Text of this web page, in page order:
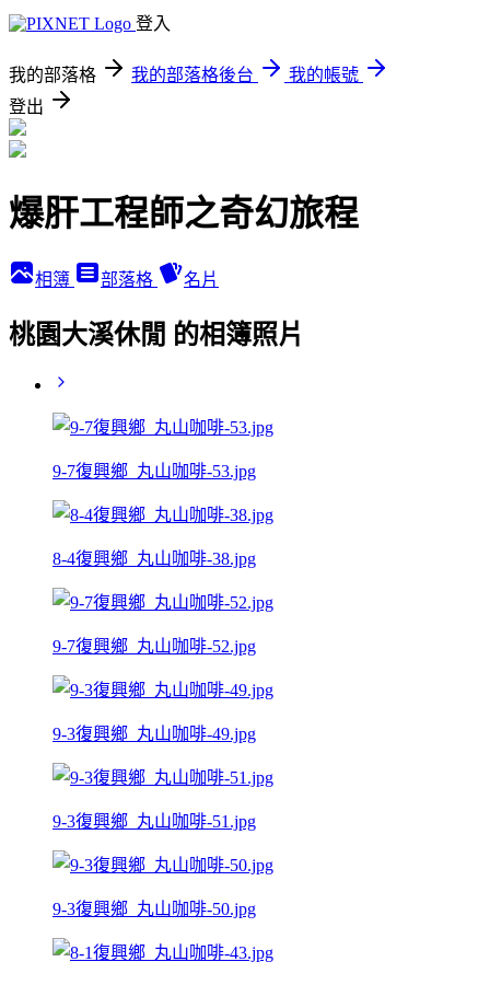
登入
我的部落格 我的部落格後台
我的帳號
登出
爆肝工程師之奇幻旅程
相簿 部落格 名片
桃園大溪休閒 的相簿照片
9-7復興鄉_丸山咖啡-53.jpg
8-4復興鄉_丸山咖啡-38.jpg
9-7復興鄉_丸山咖啡-52.jpg
9-3復興鄉_丸山咖啡-49.jpg
9-3復興鄉_丸山咖啡-51.jpg
9-3復興鄉_丸山咖啡-50.jpg